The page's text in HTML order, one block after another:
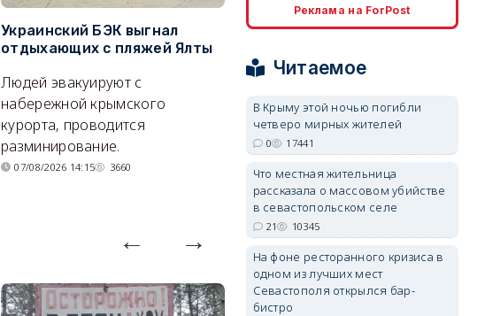
Украинский БЭК выгнал
отдыхающих с пляжей Ялты
Людей эвакуируют с
набережной крымского
курорта, проводится
разминирование.
07/08/2026 14:15 3660
Губернатор Севастополя
электроснабжения города
Энергетики, подчеркнул он,
делают практически
невозможное.
erid: 2SDnjcrDNw6
erid: 2SDnjdvhGXG
Реклама на ForPost
Читаемое
В Крыму этой ночью погибли
четверо мирных жителей
0 17441
Что местная жительница
рассказала о массовом убийстве
в севастопольском селе
21 10345
На фоне ресторанного кризиса в
одном из лучших мест
Севастополя открылся бар-
бистро